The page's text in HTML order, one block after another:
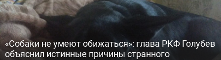
«Собаки не умеют обижаться»: глава РКФ Голубев
объяснил истинные причины странного